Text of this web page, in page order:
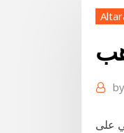
by
على